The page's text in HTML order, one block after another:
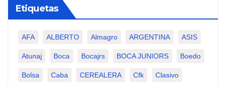
Etiquetas
AFA ALBERTO Almagro ARGENTINA ASIS
Atunaj Boca Bocajrs BOCA JUNIORS Boedo
Bolsa Caba CEREALERA Cfk Clasivo